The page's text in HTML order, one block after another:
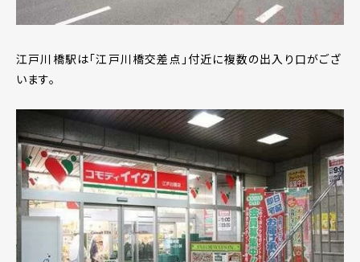
江戸川橋駅は「江戸川橋交差点」付近に複数の出入り口がござ
います。